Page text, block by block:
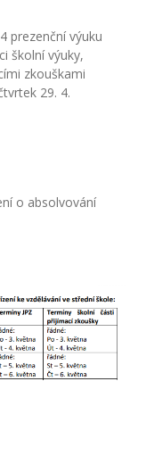
prezenční výuku
školní výuky,
zkouškami
29. 4.
o absolvování